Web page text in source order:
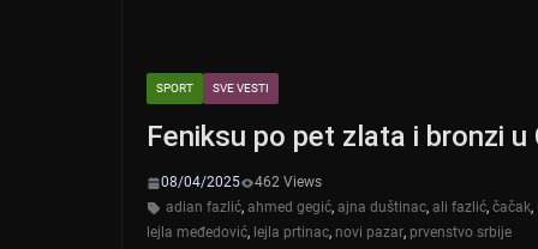
SPORT SVE VESTI
Feniksu po pet zlata i bronzi u
08/04/2025
462 Views
adian fazlić, ahmed gegić, ajna duštinac, ali fazlić, čačak,
lejla međedović, lejla prtinac, novi pazar, prvenstvo srbije